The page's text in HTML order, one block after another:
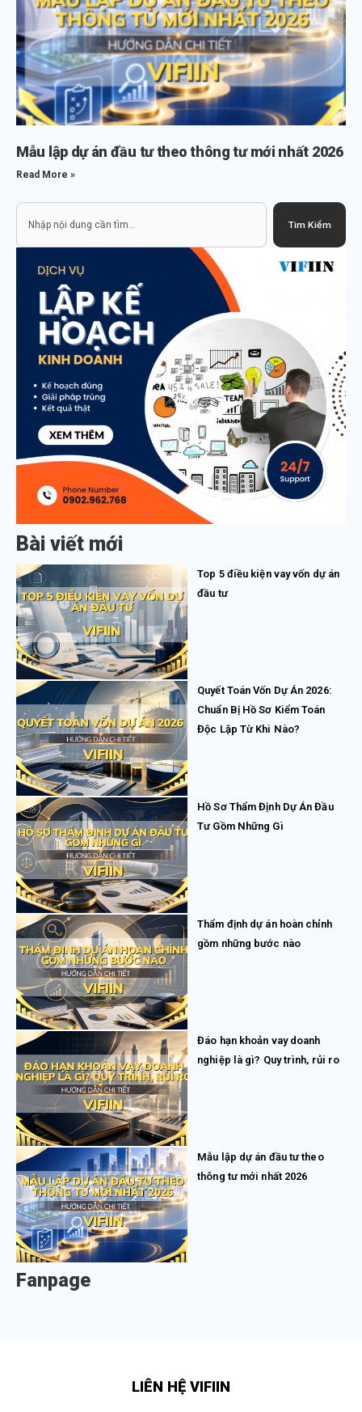
Mẫu lập dự án đầu tư theo thông tư mới nhất 2026
Read More »
Tìm Kiếm
Bài viết mới
Top 5 điều kiện vay vốn dự án
đầu tư
Quyết Toán Vốn Dự Án 2026:
Chuẩn Bị Hồ Sơ Kiểm Toán
Độc Lập Từ Khi Nào?
Hồ Sơ Thẩm Định Dự Án Đầu
Tư Gồm Những Gì
Thẩm định dự án hoàn chỉnh
gồm những bước nào
Đáo hạn khoản vay doanh
nghiệp là gì? Quy trình, rủi ro
Mẫu lập dự án đầu tư theo
thông tư mới nhất 2026
Fanpage
LIÊN HỆ VIFIIN